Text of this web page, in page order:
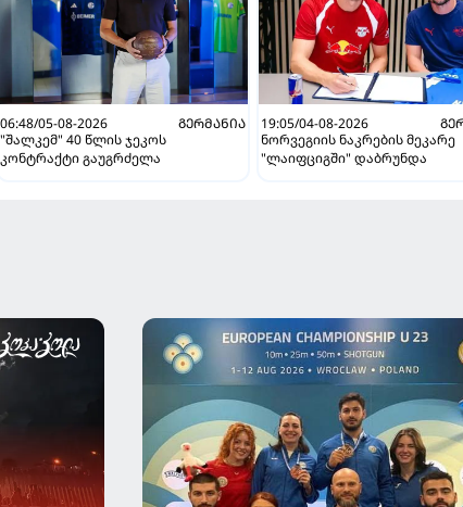
06:48/05-08-2026
ᲒᲔᲠᲛᲐᲜᲘᲐ
"შალკემ" 40 წლის ჯეკოს
კონტრაქტი გაუგრძელა
19:05/04-08-2026
ნორვეგიის ნაკრების მეკარე
"ლაიფციგში" დაბრუნდა